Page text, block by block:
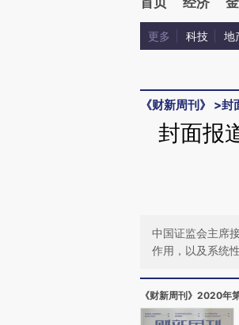
更多 科技 地
《财新周刊》 >封
封面报
中国证监会主席
作用，以及系统
《财新周刊》2020年